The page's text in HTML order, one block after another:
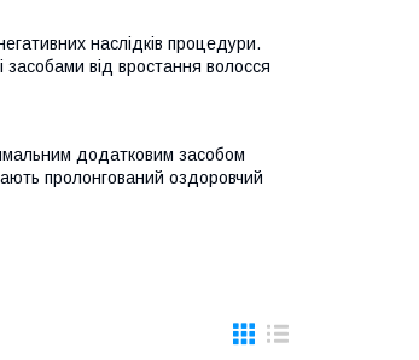
наслідків процедури.
засобами від вростання волосся
додатковим засобом
пролонгований оздоровчий